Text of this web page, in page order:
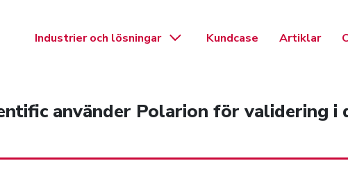
Industrier och lösningar Expand child menu
Kundcase Artiklar
använder Polarion för validering i